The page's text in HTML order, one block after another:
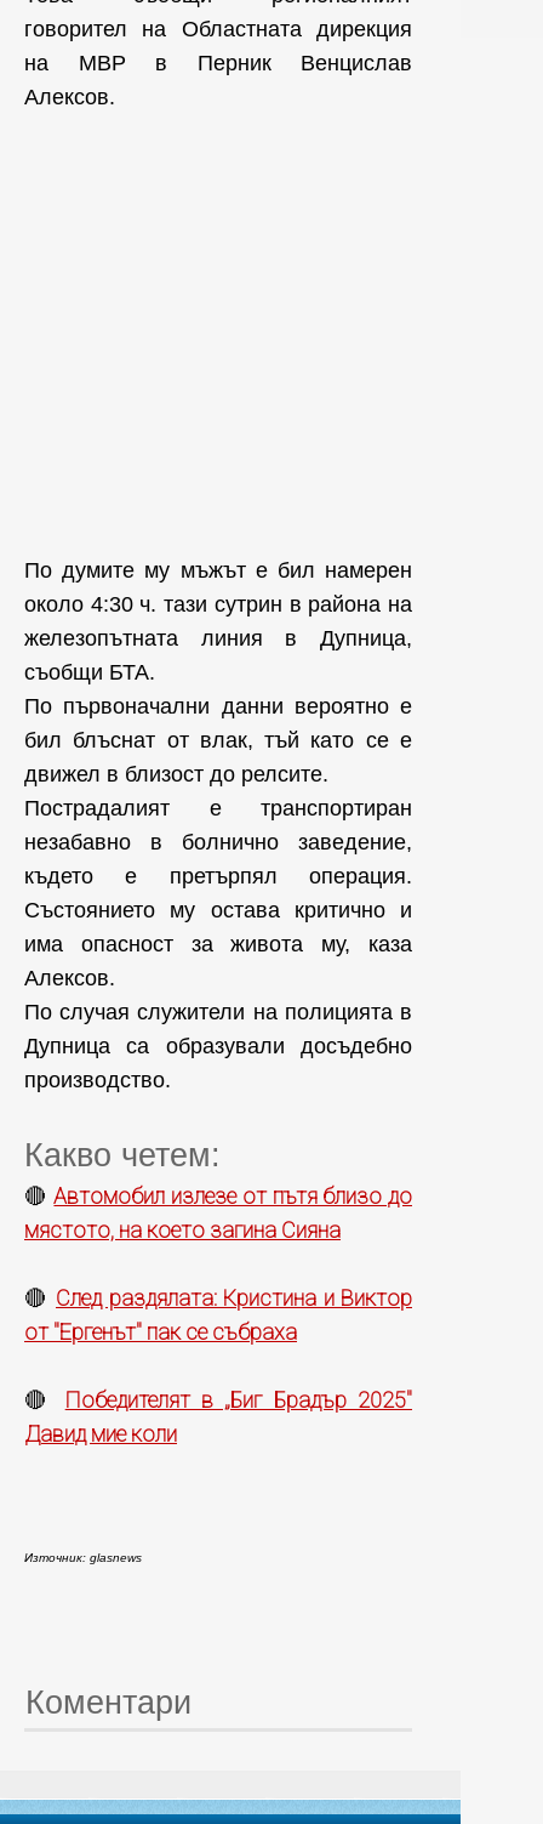
говорител на Областната дирекция
на МВР в Перник Венцислав
Алексов.
По думите му мъжът е бил намерен
около 4:30 ч. тази сутрин в района на
железопътната линия в Дупница,
съобщи БТА.
По първоначални данни вероятно е
бил блъснат от влак, тъй като се е
движел в близост до релсите.
Пострадалият е транспортиран
незабавно в болнично заведение,
където е претърпял операция.
Състоянието му остава критично и
има опасност за живота му, каза
Алексов.
По случая служители на полицията в
Дупница са образували досъдебно
производство.
Какво четем:
🔴Автомобил излезе от пътя близо до
мястото, на което загина Сияна
🔴 След раздялата: Кристина и Виктор
от "Ергенът" пак се събраха
🔴 Победителят в „Биг Брадър 2025"
Давид мие коли
Източник: glasnews
Коментари